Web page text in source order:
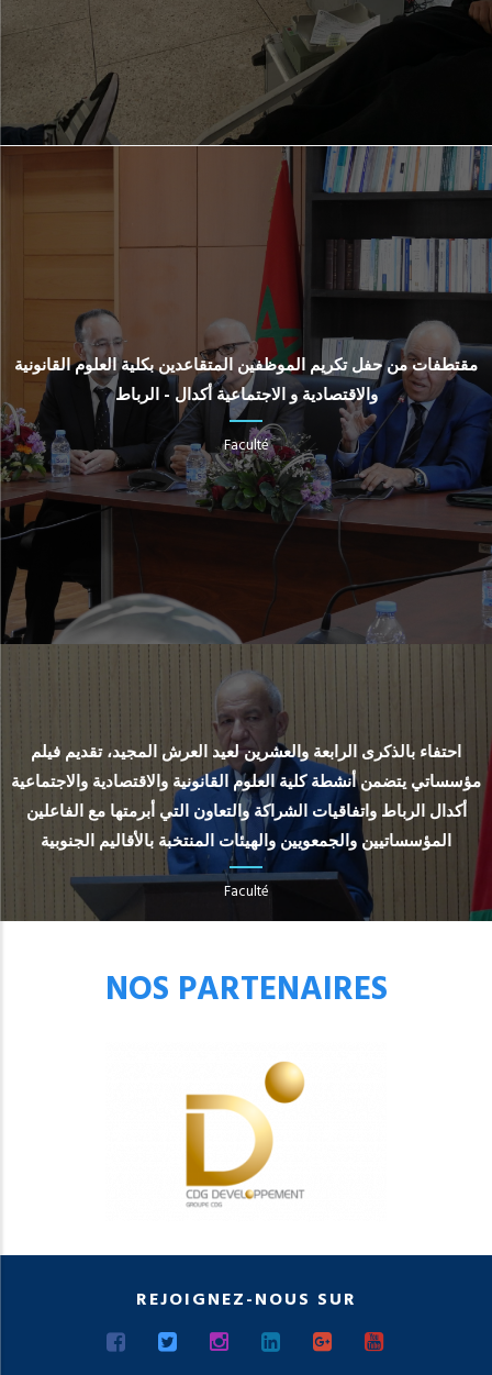
مقتطفات من حفل تكريم الموظفين المتقاعدين بكلية العلوم القانونية
والاقتصادية و الاجتماعية أكدال - الرباط
Faculté
احتفاء بالذكرى الرابعة والعشرين لعيد العرش المجيد، تقديم فيلم
مؤسساتي يتضمن أنشطة كلية العلوم القانونية والاقتصادية والاجتماعية
أكدال الرباط واتفاقيات الشراكة والتعاون التي أبرمتها مع الفاعلين
المؤسساتيين والجمعويين والهيئات المنتخبة بالأقاليم الجنوبية
Faculté
NOS PARTENAIRES
REJOIGNEZ-NOUS SUR